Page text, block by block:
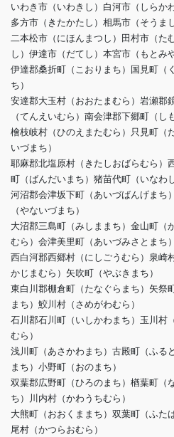
いわき市（いわきし）白河市（しらか
多方市（きたかたし）相馬市（そうまし
二本松市（にほんまつし）田村市（た
し）伊達市（だてし）本宮市（もとみ
伊達郡桑折町（こおりまち）国見町（
ち）
安達郡大玉村（おおたまむら）岩瀬郡
（てんえいむら）南会津郡下郷町（し
檜枝岐村（ひのえまたむら）只見町（
いづまち）
耶麻郡北塩原村（きたしおばらむら）
町（ばんだいまち）猪苗代町（いなわ
河沼郡会津坂下町（あいづばんげまち
（やないづまち）
大沼郡三島町（みしままち）金山町（
むら）会津美里町（あいづみさとまち）
西白河郡西郷村（にしごうむら）泉崎
かじまむら）矢吹町（やぶきまち）
東白川郡棚倉町（たなぐらまち）矢祭
まち）鮫川村（さめがわむら）
石川郡石川町（いしかわまち）玉川村
むら）
浅川町（あさかわまち）古殿町（ふる
まち）小野町（おのまち）
双葉郡広野町（ひろのまち）楢葉町（
ち）川内村（かわうちむら）
大熊町（おおくままち）双葉町（ふた
尾村（かつらおむら）